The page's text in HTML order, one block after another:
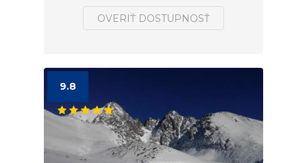
OVERIŤ DOSTUPNOSŤ
9.8